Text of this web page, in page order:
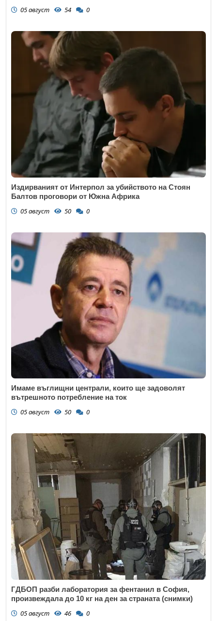
05 август 54 0
Издирваният от Интерпол за убийството на Стоян
Балтов проговори от Южна Африка
05 август 50 0
Имаме въглищни централи, които ще задоволят
вътрешното потребление на ток
05 август 50 0
ГДБОП разби лаборатория за фентанил в София,
произвеждала до 10 кг на ден за страната (снимки)
05 август 46 0